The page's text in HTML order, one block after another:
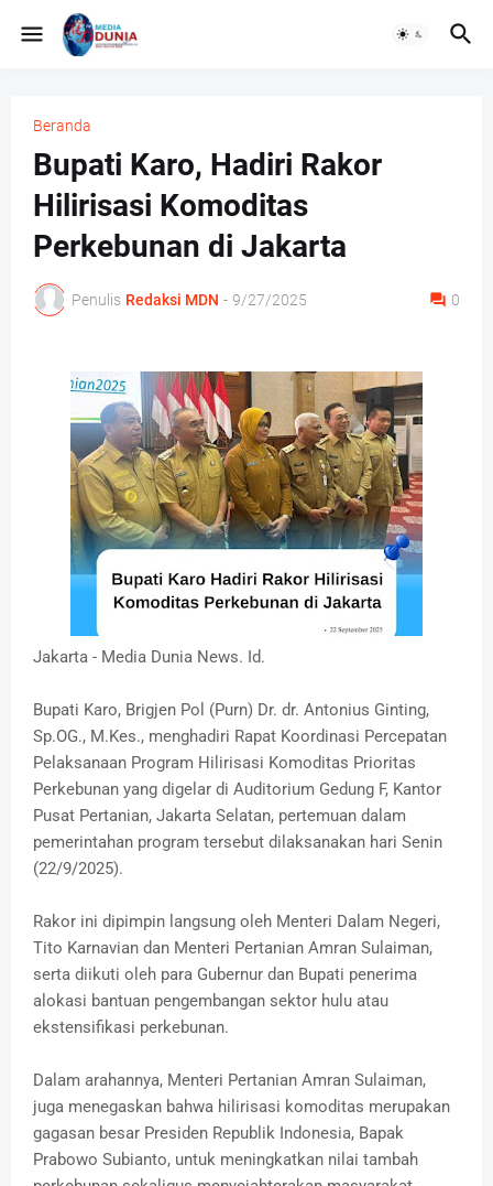
Beranda
Bupati Karo, Hadiri Rakor
Hilirisasi Komoditas
Perkebunan di Jakarta
Penulis Redaksi MDN - 9/27/2025 0
Jakarta - Media Dunia News. Id.
Bupati Karo, Brigjen Pol (Purn) Dr. dr. Antonius Ginting,
Sp.OG., M.Kes., menghadiri Rapat Koordinasi Percepatan
Pelaksanaan Program Hilirisasi Komoditas Prioritas
Perkebunan yang digelar di Auditorium Gedung F, Kantor
Pusat Pertanian, Jakarta Selatan, pertemuan dalam
pemerintahan program tersebut dilaksanakan hari Senin
(22/9/2025).
Rakor ini dipimpin langsung oleh Menteri Dalam Negeri,
Tito Karnavian dan Menteri Pertanian Amran Sulaiman,
serta diikuti oleh para Gubernur dan Bupati penerima
alokasi bantuan pengembangan sektor hulu atau
ekstensifikasi perkebunan.
Dalam arahannya, Menteri Pertanian Amran Sulaiman,
juga menegaskan bahwa hilirisasi komoditas merupakan
gagasan besar Presiden Republik Indonesia, Bapak
Prabowo Subianto, untuk meningkatkan nilai tambah